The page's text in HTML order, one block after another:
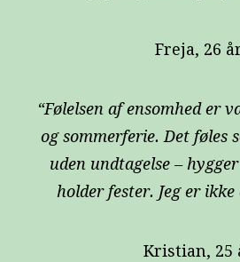
Freja, 26
“Følelsen af ensomhed er
og sommerferie. Det føles
uden undtagelse –
holder fester. Jeg er ikke
Kristian, 25